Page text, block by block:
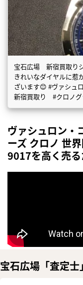
宝石広場 新宿買取り
きれいなダイヤルに
ざいます😊 #ヴァシ
新宿買取り #クロノグ
ヴァシュロン・
ーズ クロノ 世
9017を高く売
宝石広場「査定士